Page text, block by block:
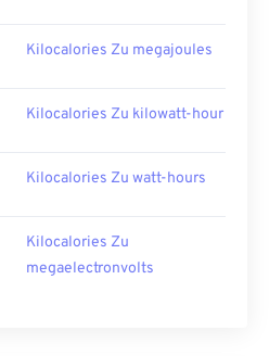
Kilocalories Zu megajoules
Kilocalories Zu kilowatt-hour
Kilocalories Zu watt-hours
Kilocalories Zu
megaelectronvolts